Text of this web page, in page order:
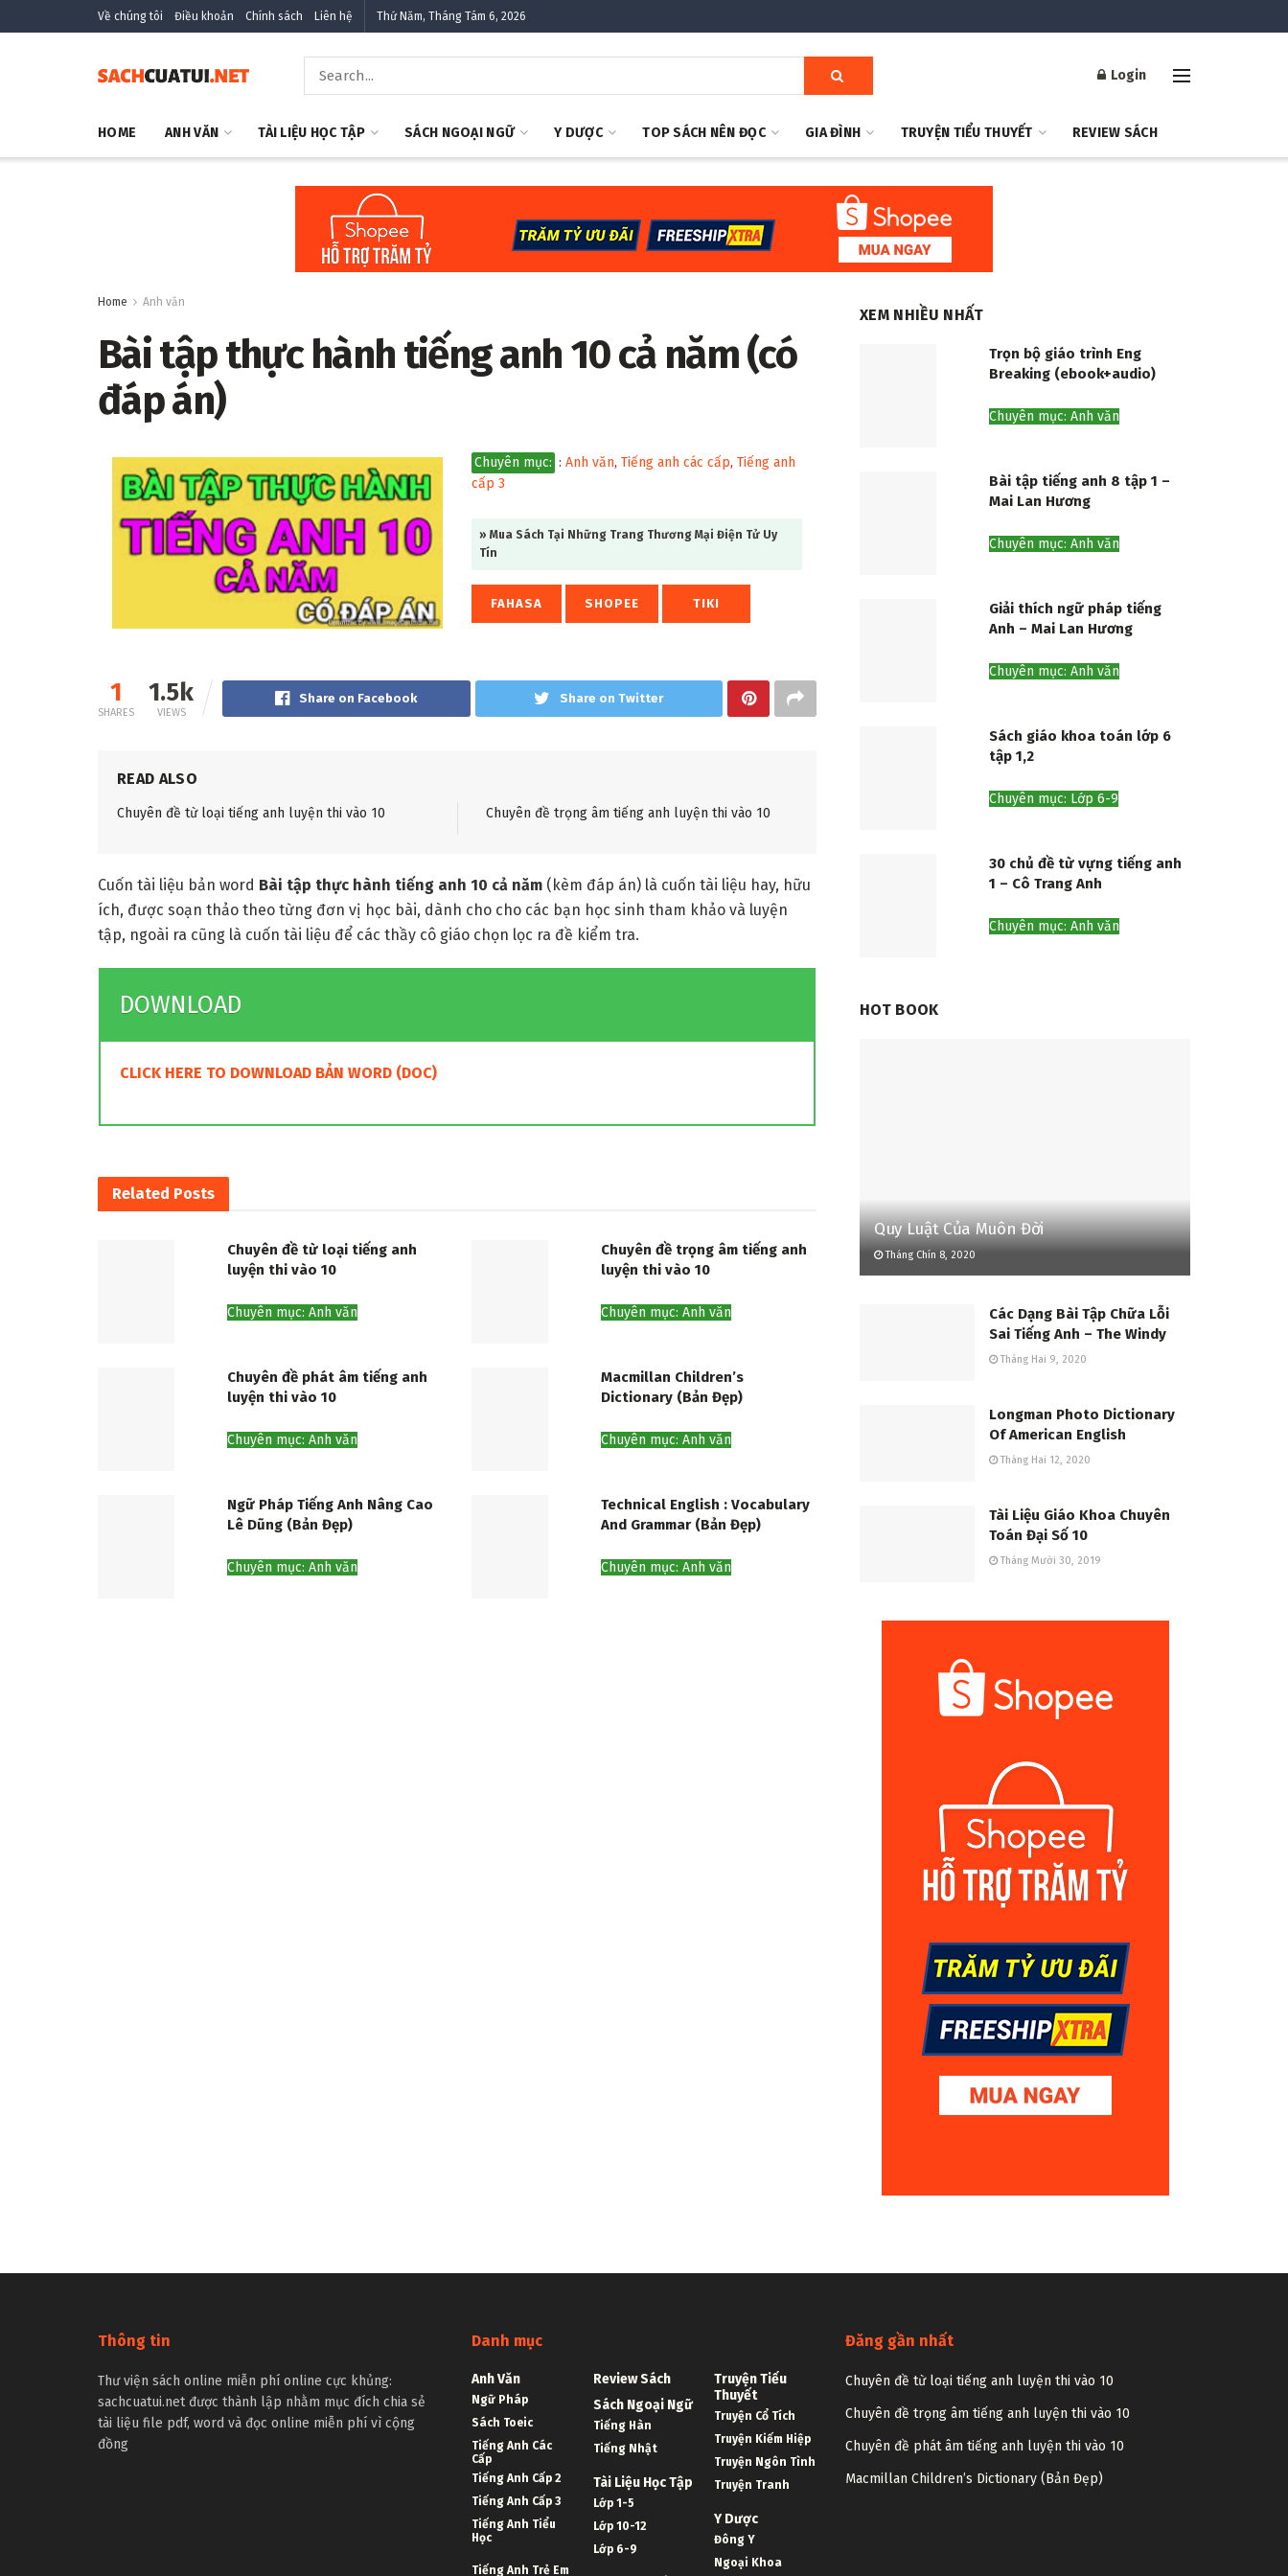
Về chúng tôi Điều khoản Chính sách Liên hệ Thứ Năm, Tháng Tám 6, 2026
Login
HOME ANH VĂN TÀI LIỆU HỌC TẬP SÁCH NGOẠI NGỮ Y DƯỢC TOP SÁCH NÊN ĐỌC GIA ĐÌNH TRUYỆN TIỂU THUYẾT REVIEW SÁCH
Home Anh văn
Bài tập thực hành tiếng anh 10 cả năm (có
đáp án)
Chuyên mục: : Anh văn, Tiếng anh các cấp, Tiếng anh
cấp 3
» Mua Sách Tại Những Trang Thương Mại Điện Tử Uy
Tín
FAHASA SHOPEE TIKI
1
SHARES
1.5k
VIEWS
Share on Facebook Share on Twitter
READ ALSO
Chuyên đề từ loại tiếng anh luyện thi vào 10 Chuyên đề trọng âm tiếng anh luyện thi vào 10
Cuốn tài liệu bản word Bài tập thực hành tiếng anh 10 cả năm (kèm đáp án) là cuốn tài liệu hay, hữu
ích, được soạn thảo theo từng đơn vị học bài, dành cho cho các bạn học sinh tham khảo và luyện
tập, ngoài ra cũng là cuốn tài liệu để các thầy cô giáo chọn lọc ra đề kiểm tra.
DOWNLOAD
CLICK HERE TO DOWNLOAD BẢN WORD (DOC)
Related Posts
Chuyên đề từ loại tiếng anh
luyện thi vào 10
Chuyên mục: Anh văn
Chuyên đề trọng âm tiếng anh
luyện thi vào 10
Chuyên mục: Anh văn
Chuyên đề phát âm tiếng anh
luyện thi vào 10
Chuyên mục: Anh văn
Macmillan Children’s
Dictionary (Bản Đẹp)
Chuyên mục: Anh văn
Ngữ Pháp Tiếng Anh Nâng Cao
Lê Dũng (Bản Đẹp)
Chuyên mục: Anh văn
Technical English : Vocabulary
And Grammar (Bản Đẹp)
Chuyên mục: Anh văn
XEM NHIỀU NHẤT
Trọn bộ giáo trình Eng
Breaking (ebook+audio)
Chuyên mục: Anh văn
Bài tập tiếng anh 8 tập 1 –
Mai Lan Hương
Chuyên mục: Anh văn
Giải thích ngữ pháp tiếng
Anh – Mai Lan Hương
Chuyên mục: Anh văn
Sách giáo khoa toán lớp 6
tập 1,2
Chuyên mục: Lớp 6-9
30 chủ đề từ vựng tiếng anh
1 – Cô Trang Anh
Chuyên mục: Anh văn
HOT BOOK
Quy Luật Của Muôn Đời
Tháng Chín 8, 2020
Các Dạng Bài Tập Chữa Lỗi
Sai Tiếng Anh – The Windy
Tháng Hai 9, 2020
Longman Photo Dictionary
Of American English
Tháng Hai 12, 2020
Tài Liệu Giáo Khoa Chuyên
Toán Đại Số 10
Tháng Mười 30, 2019
Thông tin
Thư viện sách online miễn phí online cực khủng:
sachcuatui.net được thành lập nhằm mục đích chia sẻ
tài liệu file pdf, word và đọc online miễn phí vì cộng
đồng
Danh mục
Anh Văn
Ngữ Pháp
Sách Toeic
Tiếng Anh Các
Cấp
Tiếng Anh Cấp 2
Tiếng Anh Cấp 3
Tiếng Anh Tiểu
Học
Tiếng Anh Trẻ Em
Review Sách
Sách Ngoại Ngữ
Tiếng Hàn
Tiếng Nhật
Tài Liệu Học Tập
Lớp 1-5
Lớp 10-12
Lớp 6-9
Truyện Tiểu
Thuyết
Truyện Cổ Tích
Truyện Kiếm Hiệp
Truyện Ngôn Tình
Truyện Tranh
Y Dược
Đông Y
Ngoại Khoa
Đăng gần nhất
Chuyên đề từ loại tiếng anh luyện thi vào 10
Chuyên đề trọng âm tiếng anh luyện thi vào 10
Chuyên đề phát âm tiếng anh luyện thi vào 10
Macmillan Children’s Dictionary (Bản Đẹp)